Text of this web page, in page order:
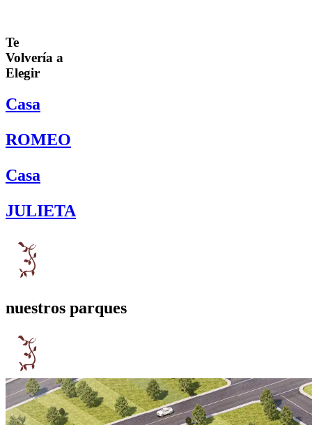
Te
Volvería a
Elegir
Casa
ROMEO
Casa
JULIETA
nuestros parques